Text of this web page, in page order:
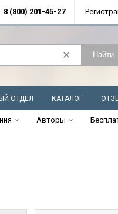
8 (800) 201-45-27
Найти
ОТДЕЛ КАТАЛОГ
Авторы